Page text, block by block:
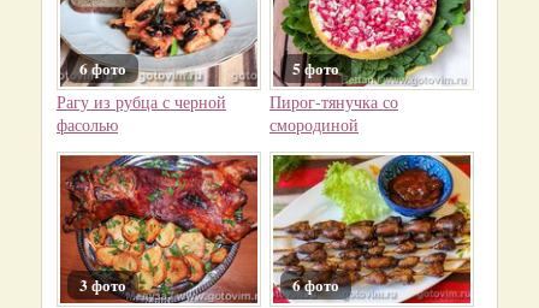
6 фото
Рагу из рубца с черной
фасолью
5 фото
Пирог-тянучка со
смородиной
3 фото 6 фото